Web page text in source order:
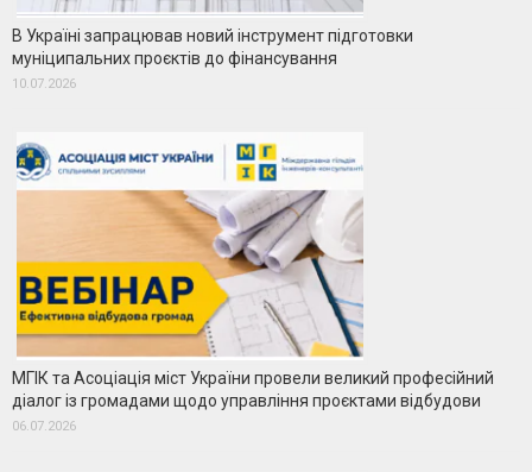
В Україні запрацював новий інструмент підготовки
муніципальних проєктів до фінансування
10.07.2026
МГІК та Асоціація міст України провели великий професійний
діалог із громадами щодо управління проєктами відбудови
06.07.2026